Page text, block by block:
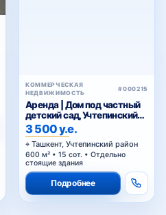
КОММЕРЧЕСКАЯ
НЕДВИЖИМОСТЬ
#000215
Аренда | Дом под частный
детский сад, Учтепинский
район
3 500 у.е.
Ташкент, Учтепинский район
600 м² • 15 сот. • Отдельно
стоящие здания
Подробнее